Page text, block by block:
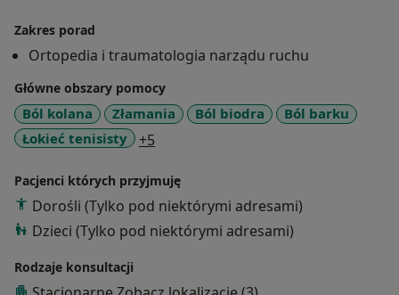
Zakres porad
Ortopedia i traumatologia narządu ruchu
Główne obszary pomocy
Ból kolana Złamania Ból biodra
Ból barku
Łokieć tenisisty
+5
Pacjenci których przyjmuję
Dorośli (Tylko pod niektórymi adresami)
Dzieci (Tylko pod niektórymi adresami)
Rodzaje konsultacji